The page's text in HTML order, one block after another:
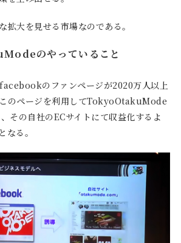
拡大を見せる市場なのである。
のやっていること
のファンページが2020万人以上
のページを利用してTokyoOtakuMode
その自社のECサイトにて収益化するよ
なる。